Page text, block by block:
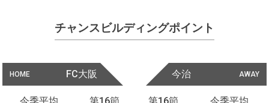
チャンスビルディングポイント
HOME FC大阪 AWAY
今治